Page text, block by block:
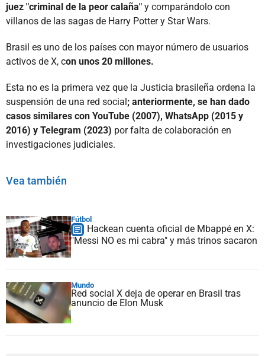
juez "criminal de la peor calaña" y comparándolo con
villanos de las sagas de Harry Potter y Star Wars.
Brasil es uno de los países con mayor número de usuarios
activos de X, con unos 20 millones.
Esta no es la primera vez que la Justicia brasileña ordena la
suspensión de una red social; anteriormente, se han dado
casos similares con YouTube (2007), WhatsApp (2015 y
2016) y Telegram (2023) por falta de colaboración en
investigaciones judiciales.
Vea también
Fútbol
Hackean cuenta oficial de Mbappé en X:
"Messi NO es mi cabra" y más trinos sacaron
Mundo
Red social X deja de operar en Brasil tras
anuncio de Elon Musk